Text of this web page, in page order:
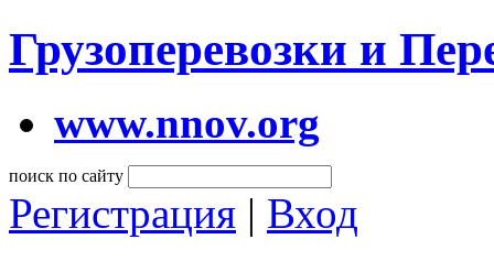
Грузоперевозки и
www.nnov.org
поиск по сайту
Регистрация | Вход